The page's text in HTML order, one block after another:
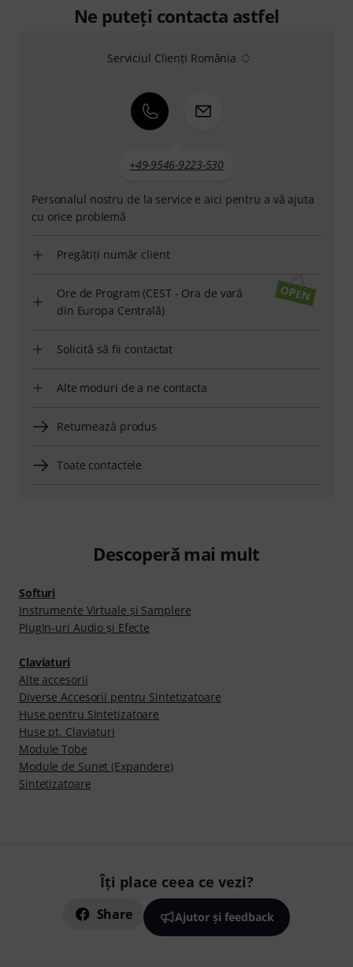
Ne puteți contacta astfel
Serviciul Clienți România
+49-9546-9223-530
Personalul nostru de la service e aici pentru a vă ajuta
cu orice problemă
Pregătiți număr client
Ore de Program (CEST - Ora de vară
din Europa Centrală)
Solicită să fii contactat
Alte moduri de a ne contacta
Returnează produs
Toate contactele
Descoperă mai mult
Softuri
Instrumente Virtuale şi Samplere
PlugIn-uri Audio şi Efecte
Claviaturi
Alte accesorii
Diverse Accesorii pentru Sintetizatoare
Huse pentru Sintetizatoare
Huse pt. Claviaturi
Module Tobe
Module de Sunet (Expandere)
Sintetizatoare
Îți place ceea ce vezi?
Share Ajutor și feedback